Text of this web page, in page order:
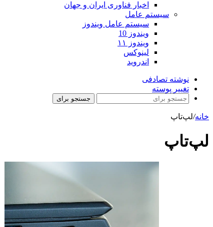
اخبار فناوری ایران و جهان
سیستم عامل
سیستم عامل ویندوز
ویندوز 10
ویندوز ۱۱
لینوکس
اندروید
نوشته تصادفی
تغییر پوسته
جستجو برای
خانه/لپ‌تاپ
لپ‌تاپ